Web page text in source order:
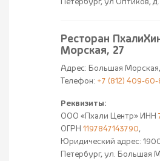
Ресторан
Морская, 27
Адрес: Большая
Телефон: +7 (812) 409-
Реквизиты:
ООО «Пхали Центр» ИНН
ОГРН 1197847143790,
Юридический адрес:
Петербург, ул. Большая